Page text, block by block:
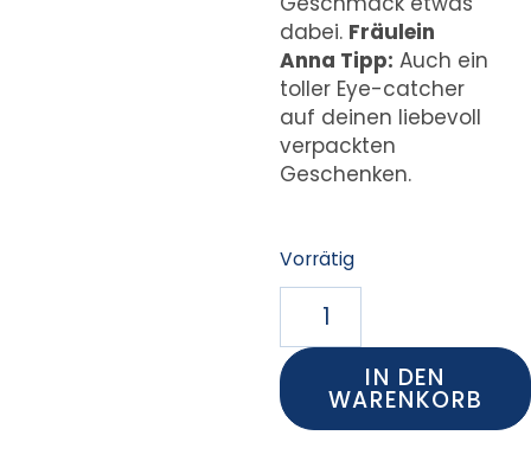
dabei. Fräulein
Anna Tipp: Auch ein
toller Eye-catcher
auf deinen liebevoll
verpackten
Geschenken.
Vorrätig
IN DEN
WARENKORB